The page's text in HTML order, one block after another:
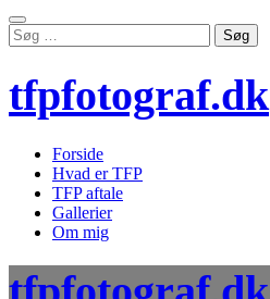
Skip
to
Søg
efter:
tfpfotograf.dk
Forside
Hvad er TFP
TFP aftale
Gallerier
Om mig